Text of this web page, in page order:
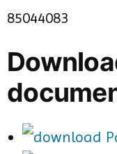
85044083